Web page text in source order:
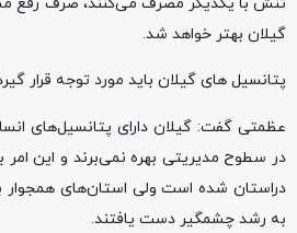
گیلان بهتر خواهد شد.
پتانسیل های گیلان باید مورد توجه قرار
عظمتی گفت: گیلان دارای پتانسیل‌های
در سطوح مدیریتی بهره نمی‌برند و این
دراستان شده است ولی استان‌های همجوار
به رشد چشمگیر دست یافتند.